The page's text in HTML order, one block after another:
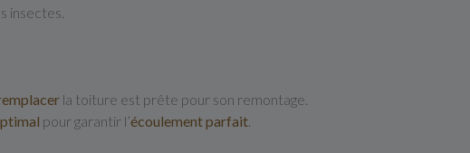
insectes.
la toiture est prête pour son remontage.
pour garantir l’écoulement parfait